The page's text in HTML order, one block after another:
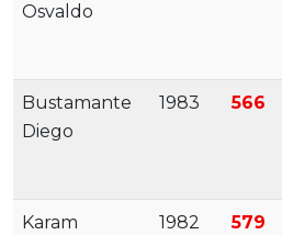
Osvaldo
Bustamante
Diego
1983 566
Karam
1982 579